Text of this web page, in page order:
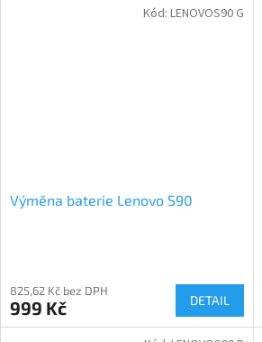
Výměna baterie Lenovo S90
825,62 Kč bez DPH
999 Kč DETAIL
Kód: LENOVOS90 G